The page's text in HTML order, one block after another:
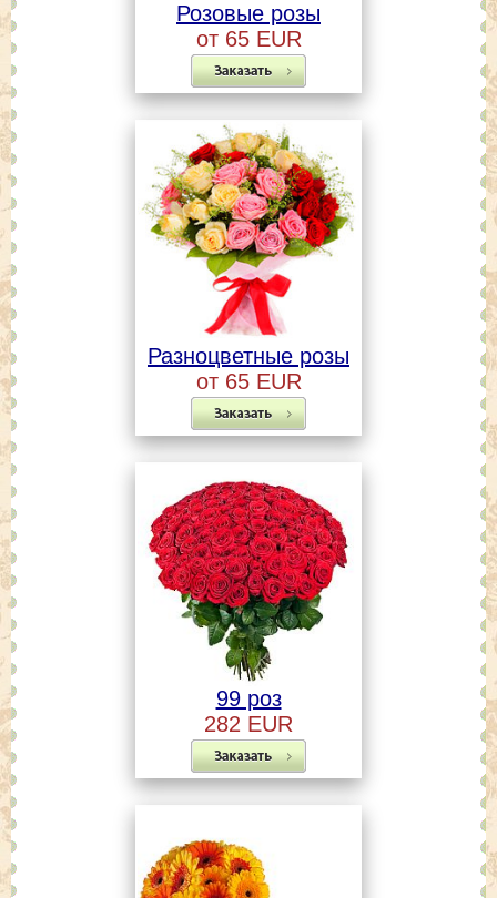
Розовые розы
от 65 EUR
Разноцветные розы
от 65 EUR
99 роз
282 EUR